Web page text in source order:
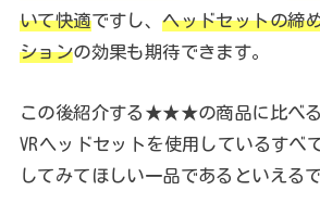
いて快適ですし、ヘッドセットの締
ションの効果も期待できます。
この後紹介する★★★の商品に比べる
VRヘッドセットを使用しているすべ
してみてほしい一品であるといえる